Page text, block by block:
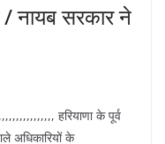
नायब सरकार ने
हरियाणा के पूर्व
अधिकारियों के